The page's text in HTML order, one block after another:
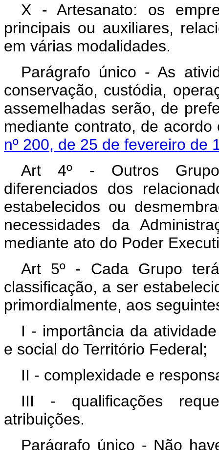
X - Artesanato: os
principais ou auxiliares,
em várias modalidades.
Parágrafo único - As
conservação, custódia,
assemelhadas serão, de
mediante contrato, de
nº 200, de 25 de fevereiro de
Art 4º - Outros
diferenciados dos
estabelecidos ou
necessidades da
mediante ato do Poder
Art 5º - Cada Grupo
classificação, a ser
primordialmente, aos
I - importância da
e social do Território Federal;
II - complexidade e
III - qualificações
atribuições.
Parágrafo único - Não